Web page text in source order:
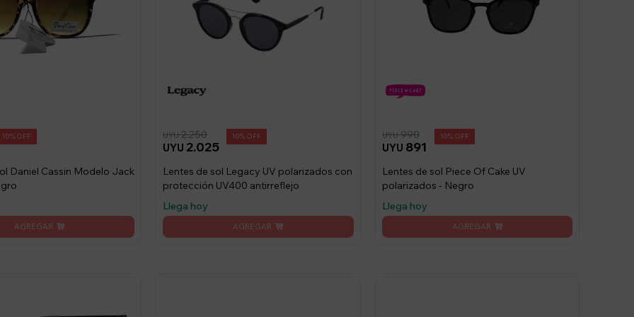
10
Daniel Cassin Modelo Jack
UYU 2.025
UYU 2.250 10
Lentes de sol Legacy UV polarizados con
protección UV400 antirreflejo
Llega hoy
UYU 891
UYU 990 10
Lentes de sol Piece Of Cake UV
polarizados - Negro
Llega hoy